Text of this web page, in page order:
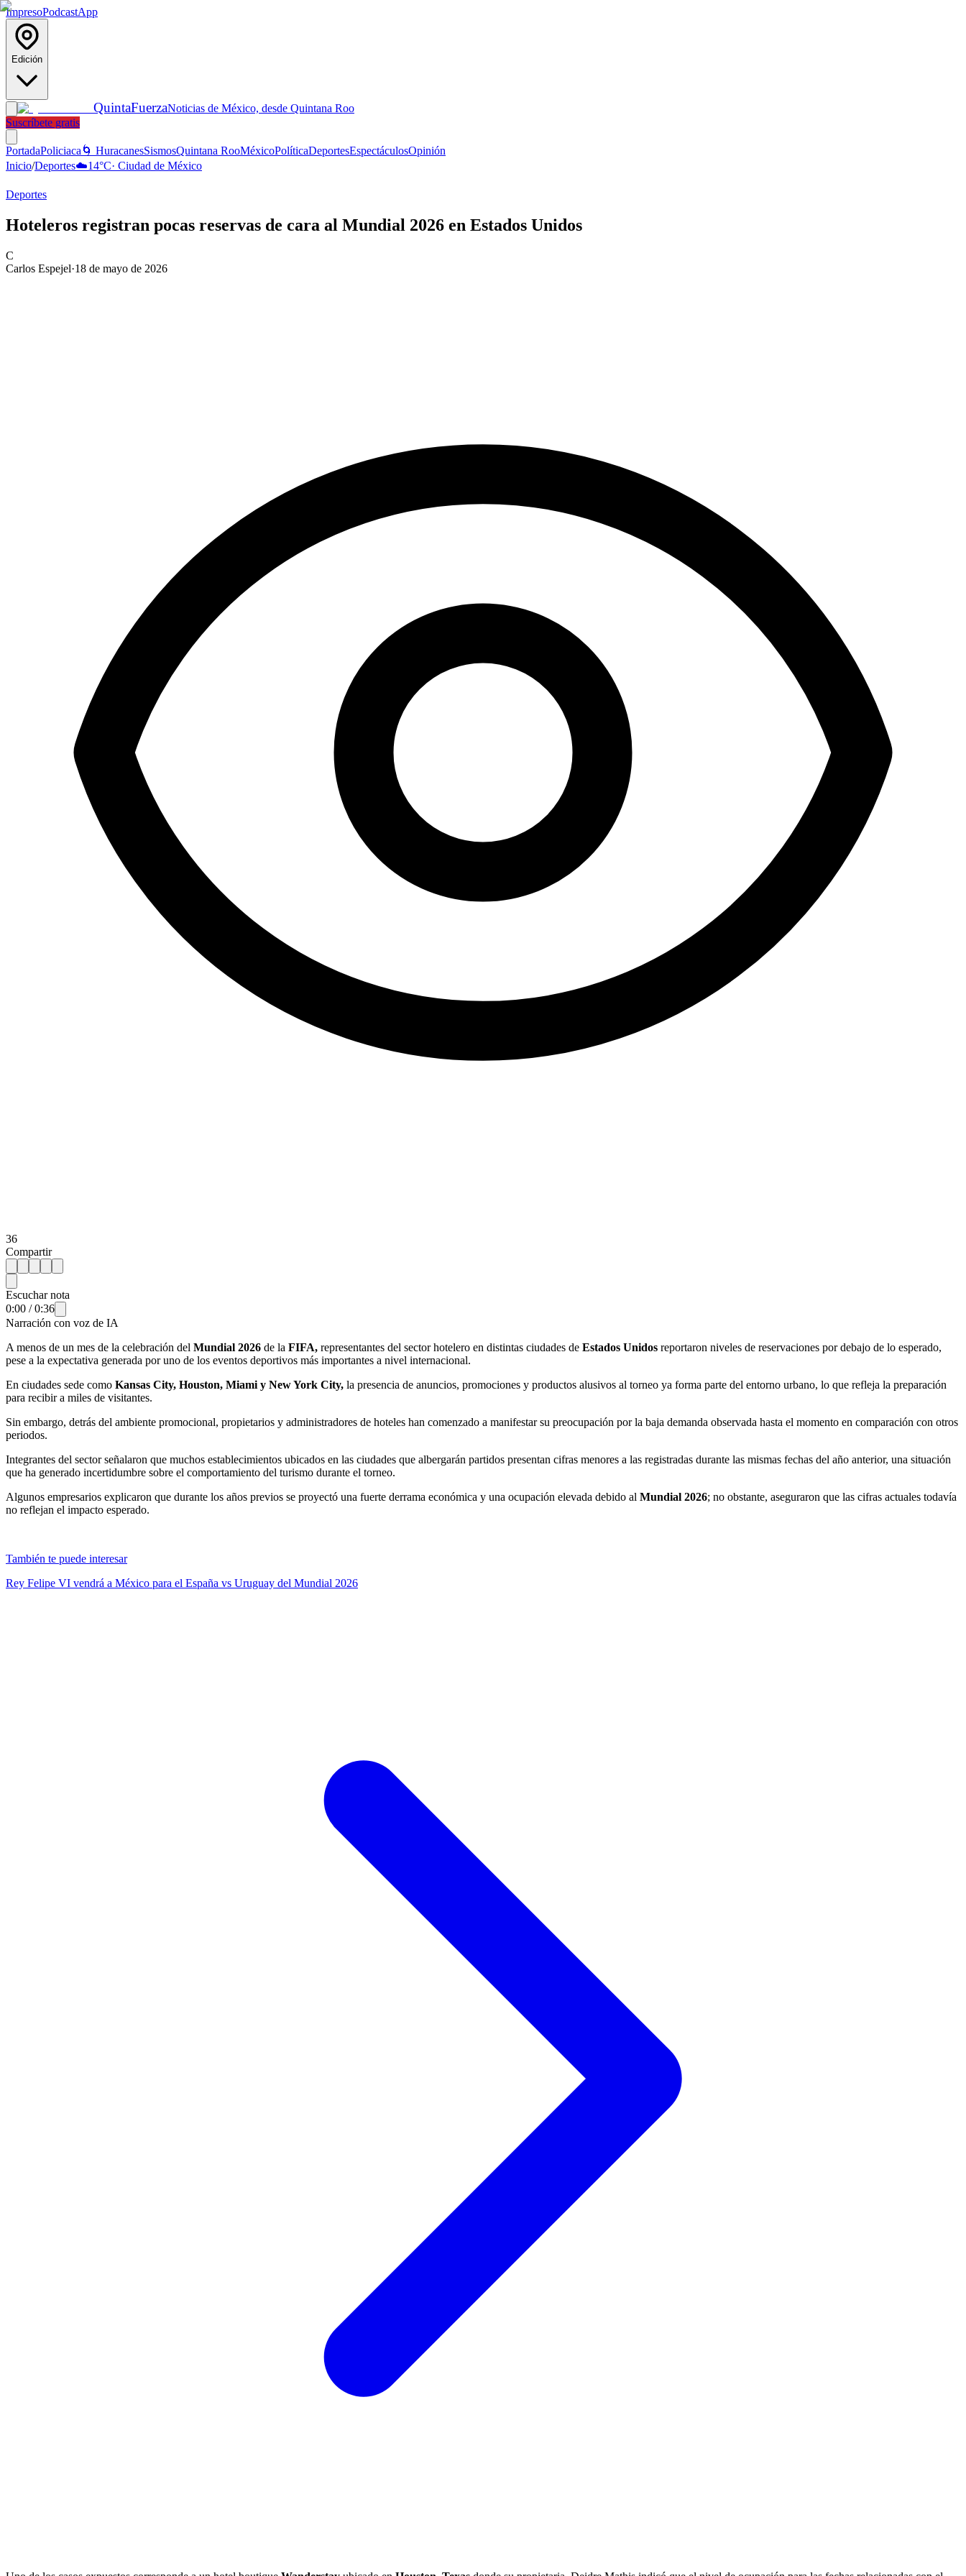
ImpresoPodcastApp
Edición
QuintaFuerzaNoticias de México, desde Quintana Roo
Suscríbete gratis
PortadaPoliciaca 🌀 HuracanesSismosQuintana RooMéxicoPolíticaDeportesEspectáculosOpinión
Inicio/Deportes☁️14°C· Ciudad de México
Deportes
Hoteleros registran pocas reservas de cara al Mundial 2026 en Estados Unidos
C
Carlos Espejel·18 de mayo de 2026
36
Compartir
Escuchar nota
0:00 /0:36
Narración con voz de IA
A menos de un mes de la celebración del Mundial 2026 de la FIFA, representantes del sector hotelero en distintas ciudades de Estados Unidos reportaron niveles de reservaciones por debajo de lo esperado,
pese a la expectativa generada por uno de los eventos deportivos más importantes a nivel internacional.
En ciudades sede como Kansas City, Houston, Miami y New York City, la presencia de anuncios, promociones y productos alusivos al torneo ya forma parte del entorno urbano, lo que refleja la preparación
para recibir a miles de visitantes.
Sin embargo, detrás del ambiente promocional, propietarios y administradores de hoteles han comenzado a manifestar su preocupación por la baja demanda observada hasta el momento en comparación con otros
periodos.
Integrantes del sector señalaron que muchos establecimientos ubicados en las ciudades que albergarán partidos presentan cifras menores a las registradas durante las mismas fechas del año anterior, una situación
que ha generado incertidumbre sobre el comportamiento del turismo durante el torneo.
Algunos empresarios explicaron que durante los años previos se proyectó una fuerte derrama económica y una ocupación elevada debido al Mundial 2026; no obstante, aseguraron que las cifras actuales todavía
no reflejan el impacto esperado.
También te puede interesar
Rey Felipe VI vendrá a México para el España vs Uruguay del Mundial 2026